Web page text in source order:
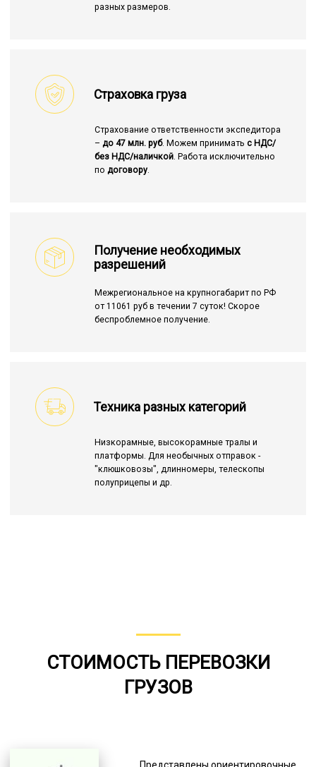
разных размеров.
Страховка груза
Страхование ответственности экспедитора
– до 47 млн. руб. Можем принимать с НДС/
без НДС/наличкой. Работа исключительно
по договору.
Получение необходимых
разрешений
Межрегиональное на крупногабарит по РФ
от 11061 руб в течении 7 суток! Скорое
беспроблемное получение.
Техника разных категорий
Низкорамные, высокорамные тралы и
платформы. Для необычных отправок -
"клюшковозы", длинномеры, телескопы
полуприцепы и др.
СТОИМОСТЬ ПЕРЕВОЗКИ
ГРУЗОВ
Представлены ориентировочные